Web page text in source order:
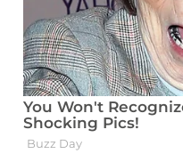
Disponível em:
https://
encontro-
cientifica-
e-sua-correta-
valores-de-
05/04/2025.